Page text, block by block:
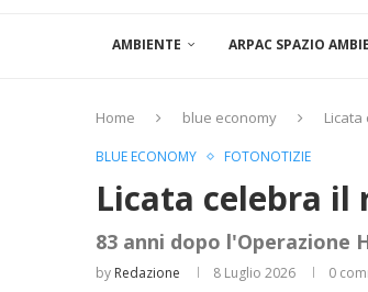
AMBIENTE ARPAC SPAZIO
Home blue economy
BLUE ECONOMY FOTONOTIZIE
Licata celebra il
83 anni dopo l'Operazione
by Redazione 8 Luglio 2026 0